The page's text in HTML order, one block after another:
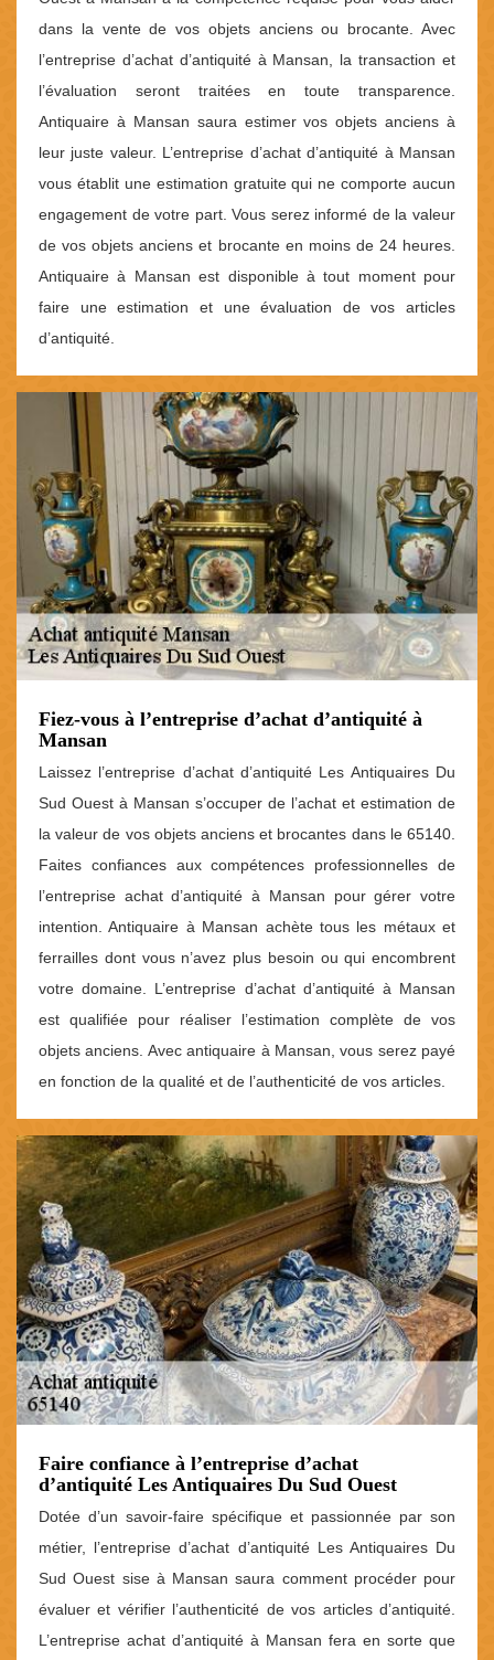
dans la vente de vos objets anciens ou brocante. Avec
l’entreprise d’achat d’antiquité à Mansan, la transaction et
l’évaluation seront traitées en toute transparence.
Antiquaire à Mansan saura estimer vos objets anciens à
leur juste valeur. L’entreprise d’achat d’antiquité à Mansan
vous établit une estimation gratuite qui ne comporte aucun
engagement de votre part. Vous serez informé de la valeur
de vos objets anciens et brocante en moins de 24 heures.
Antiquaire à Mansan est disponible à tout moment pour
faire une estimation et une évaluation de vos articles
d’antiquité.
Fiez-vous à l’entreprise d’achat d’antiquité à
Mansan
Laissez l’entreprise d’achat d’antiquité Les Antiquaires Du
Sud Ouest à Mansan s’occuper de l’achat et estimation de
la valeur de vos objets anciens et brocantes dans le 65140.
Faites confiances aux compétences professionnelles de
l’entreprise achat d’antiquité à Mansan pour gérer votre
intention. Antiquaire à Mansan achète tous les métaux et
ferrailles dont vous n’avez plus besoin ou qui encombrent
votre domaine. L’entreprise d’achat d’antiquité à Mansan
est qualifiée pour réaliser l’estimation complète de vos
objets anciens. Avec antiquaire à Mansan, vous serez payé
en fonction de la qualité et de l’authenticité de vos articles.
Faire confiance à l’entreprise d’achat
d’antiquité Les Antiquaires Du Sud Ouest
Dotée d’un savoir-faire spécifique et passionnée par son
métier, l’entreprise d’achat d’antiquité Les Antiquaires Du
Sud Ouest sise à Mansan saura comment procéder pour
évaluer et vérifier l’authenticité de vos articles d’antiquité.
L’entreprise achat d’antiquité à Mansan fera en sorte que